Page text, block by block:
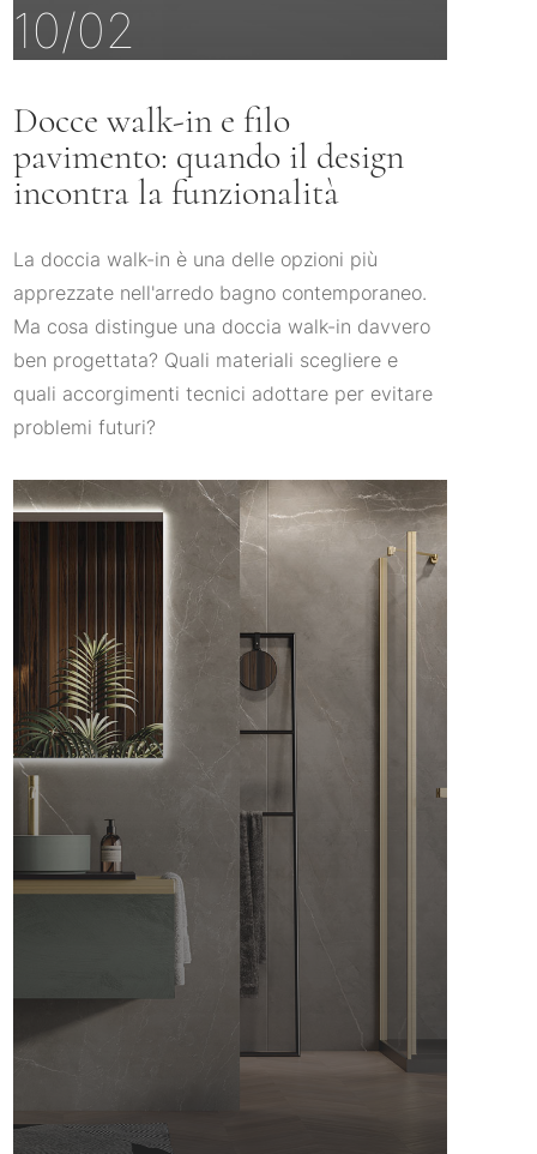
10/02
Docce walk-in e filo
pavimento: quando il design
incontra la funzionalità
La doccia walk-in è una delle opzioni più
apprezzate nell'arredo bagno contemporaneo.
Ma cosa distingue una doccia walk-in davvero
ben progettata? Quali materiali scegliere e
quali accorgimenti tecnici adottare per evitare
problemi futuri?